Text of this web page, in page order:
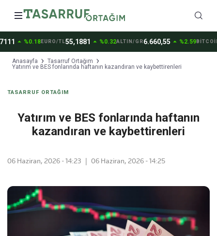
arrow_drop_up %0.18EURO/TL55,1881arrow_drop_up%0.32ALTIN/GR6.660,55arrow_drop_up%2.59BİTCOİN
Anasayfa
Tasarruf Ortağım
Yatırım ve BES fonlarında haftanın kazandıran ve kaybettirenleri
TASARRUF ORTAĞIM
Yatırım ve BES fonlarında haftanın
kazandıran ve kaybettirenleri
06 Haziran, 2026 - 14:23 | 06 Haziran, 2026 - 14:25